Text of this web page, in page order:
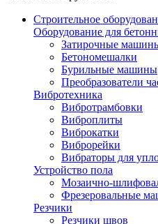
Строительное
Оборудование для
Затирочные
Бетономешалки
Бурильные машины
Преобразователи
Вибротехника
Вибротрамбовки
Виброплиты
Виброкатки
Виброрейки
Вибраторы для
Устройство пола
Мозаично-
Фрезеровальные
Резчики
Резчики швов